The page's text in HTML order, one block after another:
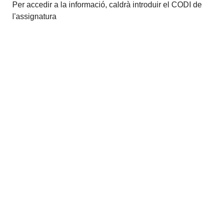
Per accedir a la informació, caldrà introduir el CODI de
l'assignatura